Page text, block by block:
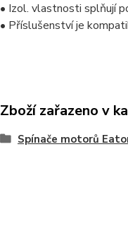
• Izol. vlastnosti splňují
• Příslušenství je
Zboží zařazeno v
Spínače motorů